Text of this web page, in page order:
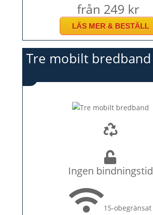
från 249 kr
LÄS MER & BESTÄLL
Tre mobilt bredband
Ingen bindningstid
15-obegränsat